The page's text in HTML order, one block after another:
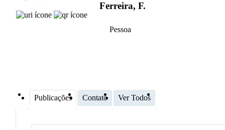
Ferreira, F.
Pessoa
Publicações Contato Ver Todos